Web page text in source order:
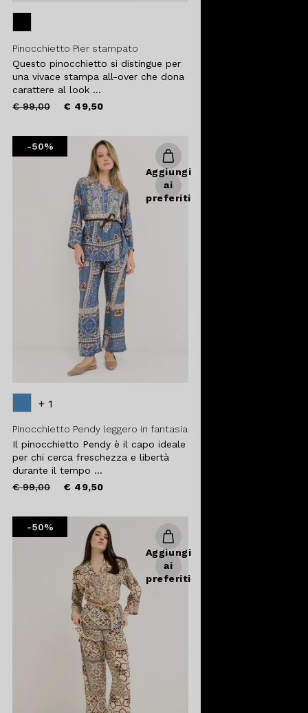
Pinocchietto Pier stampato
Questo pinocchietto si distingue per
una vivace stampa all-over che dona
carattere al look ...
Price
€ 99,00to € 49,50
-50%
Aggiungi
ai
preferiti
+ 1
Pinocchietto Pendy leggero in fantasia
Il pinocchietto Pendy è il capo ideale
per chi cerca freschezza e libertà
durante il tempo ...
Price
€ 99,00to € 49,50
-50%
Aggiungi
ai
preferiti